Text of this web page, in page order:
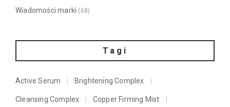
Wiadomości marki (68)
Tagi
Active Serum Brightening Complex
Cleansing Complex Copper Firming Mist